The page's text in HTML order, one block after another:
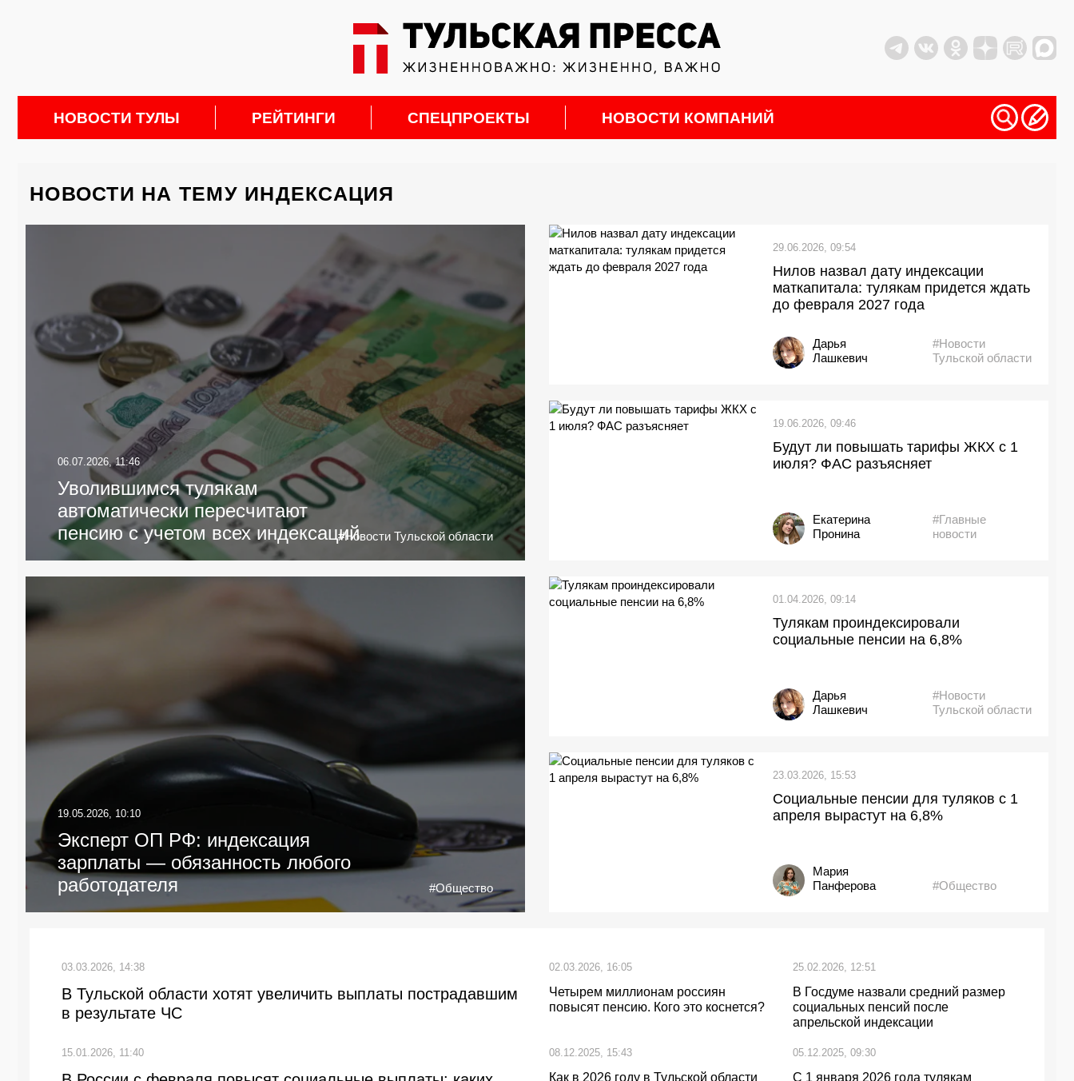
НОВОСТИ ТУЛЫ РЕЙТИНГИ СПЕЦПРОЕКТЫ НОВОСТИ КОМПАНИЙ
НОВОСТИ НА ТЕМУ ИНДЕКСАЦИЯ
06.07.2026, 11:46
Уволившимся тулякам
автоматически пересчитают
пенсию с учетом всех индексаций#Новости Тульской области
29.06.2026, 09:54
Нилов назвал дату индексации
маткапитала: тулякам придется ждать
до февраля 2027 года
Дарья
Лашкевич
#Новости
Тульской области
19.06.2026, 09:46
Будут ли повышать тарифы ЖКХ с 1
июля? ФАС разъясняет
Екатерина
Пронина
#Главные
новости
19.05.2026, 10:10
Эксперт ОП РФ: индексация
зарплаты — обязанность любого
работодателя
#Общество
01.04.2026, 09:14
Тулякам проиндексировали
социальные пенсии на 6,8%
Дарья
Лашкевич
#Новости
Тульской области
23.03.2026, 15:53
Социальные пенсии для туляков с 1
апреля вырастут на 6,8%
Мария
Панферова
#Общество
03.03.2026, 14:38
В Тульской области хотят увеличить выплаты пострадавшим
в результате ЧС
02.03.2026, 16:05
Четырем миллионам россиян
повысят пенсию. Кого это коснется?
25.02.2026, 12:51
В Госдуме назвали средний размер
социальных пенсий после
апрельской индексации
15.01.2026, 11:40 08.12.2025, 15:43
Как в 2026 году в Тульской области
05.12.2025, 09:30
С 1 января 2026 года тулякам